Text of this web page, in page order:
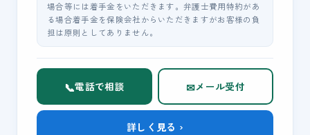
場合等には着手金をいただきます。弁護士費用特約があ
る場合着手金を保険会社からいただきますがお客様の負
担は原則としてありません。
📞電話で相談 ✉メール受付
詳しく見る ›